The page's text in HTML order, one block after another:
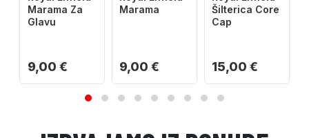
Marama Za
Glavu
9,00 €
Marama
9,00 €
Šilterica Core
Cap
15,00 €